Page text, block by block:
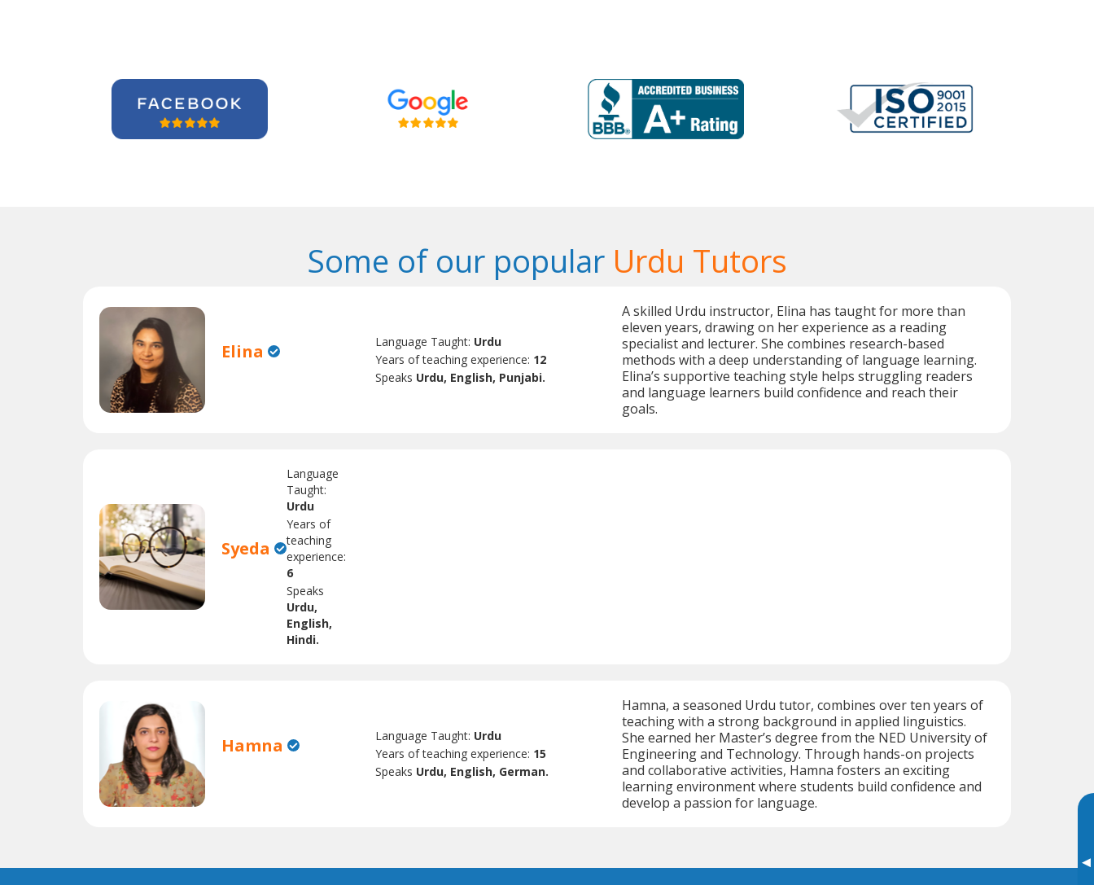
▸
Some of our popular Urdu Tutors
Elina Language Taught: Urdu
Years of teaching experience: 12
Speaks Urdu, English, Punjabi.
A skilled Urdu instructor, Elina has taught for more than
eleven years, drawing on her experience as a reading
specialist and lecturer. She combines research-based
methods with a deep understanding of language learning.
Elina’s supportive teaching style helps struggling readers
and language learners build confidence and reach their
goals.
Syeda
Language
Taught:
Urdu
Years of
teaching
experience:
6
Speaks
Urdu,
English,
Hindi.
Hamna Language Taught: Urdu
Years of teaching experience: 15
Speaks Urdu, English, German.
Hamna, a seasoned Urdu tutor, combines over ten years of
teaching with a strong background in applied linguistics.
She earned her Master’s degree from the NED University of
Engineering and Technology. Through hands-on projects
and collaborative activities, Hamna fosters an exciting
learning environment where students build confidence and
develop a passion for language.